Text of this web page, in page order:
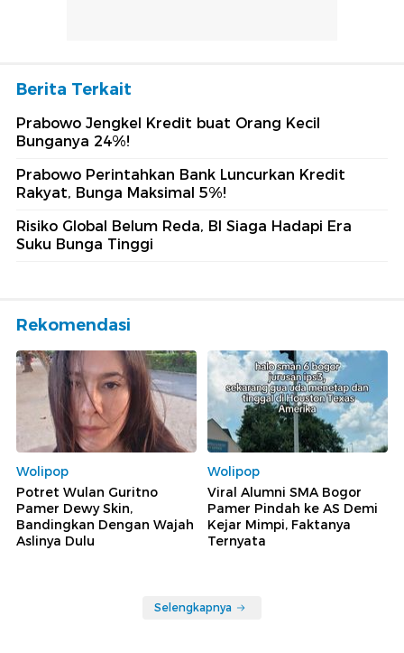
Berita Terkait
Prabowo Jengkel Kredit buat Orang Kecil
Bunganya 24%!
Prabowo Perintahkan Bank Luncurkan Kredit
Rakyat, Bunga Maksimal 5%!
Risiko Global Belum Reda, BI Siaga Hadapi Era
Suku Bunga Tinggi
Rekomendasi
Wolipop
Potret Wulan Guritno
Pamer Dewy Skin,
Bandingkan Dengan Wajah
Aslinya Dulu
Wolipop
Viral Alumni SMA Bogor
Pamer Pindah ke AS Demi
Kejar Mimpi, Faktanya
Ternyata
Selengkapnya